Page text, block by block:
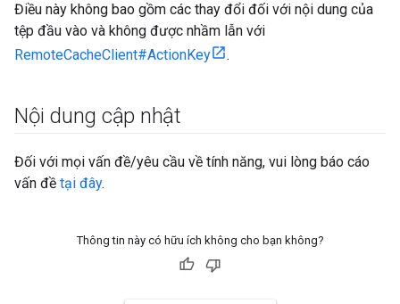
Điều này không bao gồm các thay đổi đối với nội dung của
tệp đầu vào và không được nhầm lẫn với
RemoteCacheClient#ActionKey
.
Nội dung cập nhật
Đối với mọi vấn đề/yêu cầu về tính năng, vui lòng báo cáo
vấn đề tại đây.
Thông tin này có hữu ích không cho bạn không?